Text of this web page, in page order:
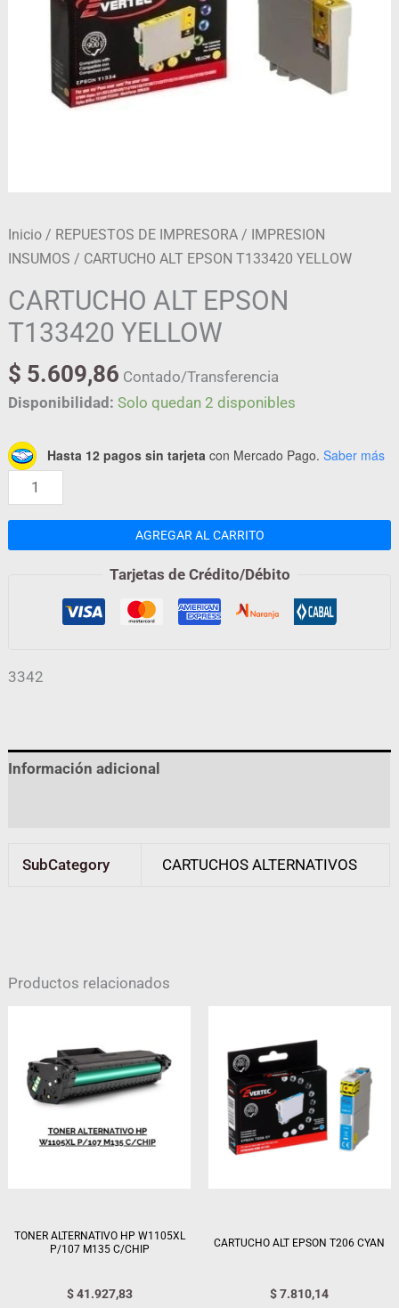
Inicio / REPUESTOS DE IMPRESORA / IMPRESION
INSUMOS / CARTUCHO ALT EPSON T133420 YELLOW
CARTUCHO ALT EPSON
T133420 YELLOW
$ 5.609,86 Contado/Transferencia
Disponibilidad: Solo quedan 2 disponibles
Hasta 12 pagos sin tarjeta con Mercado Pago. Saber más
AGREGAR AL CARRITO
Tarjetas de Crédito/Débito
3342
Información adicional
SubCategory CARTUCHOS ALTERNATIVOS
Productos relacionados
TONER ALTERNATIVO HP W1105XL
P/107 M135 C/CHIP
$41.927,83
CARTUCHO ALT EPSON T206 CYAN
$7.810,14